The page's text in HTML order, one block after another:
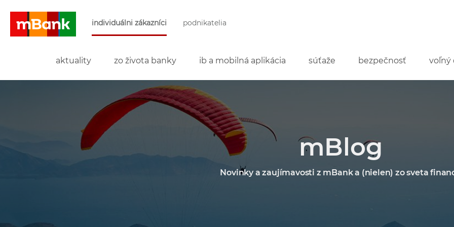
individuálni zákazníci podnikatelia
aktuality zo života banky ib a mobilná aplikácia súťaže bezpečnosť voľný
mBlog
Novinky a zaujímavosti z mBank a (nielen) zo sveta